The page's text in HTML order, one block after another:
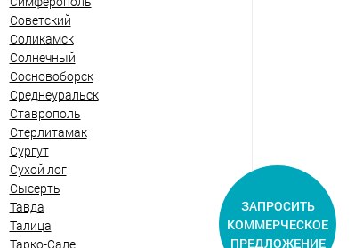
Советский
Соликамск
Солнечный
Сосновоборск
Среднеуральск
Ставрополь
Стерлитамак
Сургут
Сухой лог
Сысерть
Тавда
Талица
Тарко-Сале
ЗАПРОСИТЬ
КОММЕРЧЕСКОЕ
ПРЕДЛОЖЕНИЕ